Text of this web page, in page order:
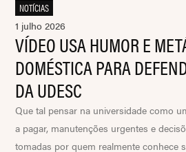
NOTÍCIAS
1 julho 2026
VÍDEO USA HUMOR E
DOMÉSTICA PARA
DA UDESC
Que tal pensar na universidade como
a pagar, manutenções urgentes e
tomadas por quem realmente conhece